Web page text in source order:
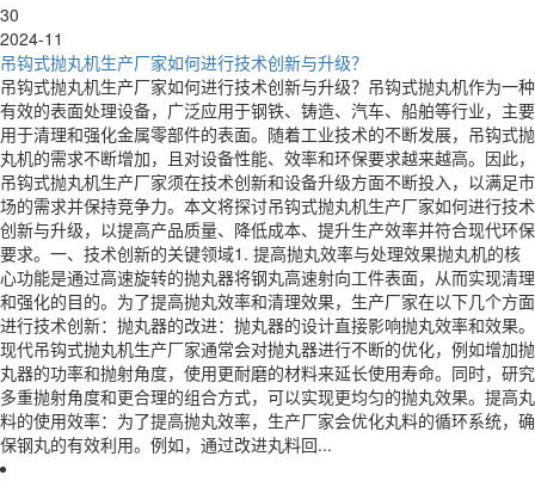
30
2024-11
吊钩式抛丸机生产厂家如何进行技术创新与升级？
吊钩式抛丸机生产厂家如何进行技术创新与升级？吊钩式抛丸机作为一种
有效的表面处理设备，广泛应用于钢铁、铸造、汽车、船舶等行业，主要
用于清理和强化金属零部件的表面。随着工业技术的不断发展，吊钩式抛
丸机的需求不断增加，且对设备性能、效率和环保要求越来越高。因此，
吊钩式抛丸机生产厂家须在技术创新和设备升级方面不断投入，以满足市
场的需求并保持竞争力。本文将探讨吊钩式抛丸机生产厂家如何进行技术
创新与升级，以提高产品质量、降低成本、提升生产效率并符合现代环保
要求。一、技术创新的关键领域1. 提高抛丸效率与处理效果抛丸机的核
心功能是通过高速旋转的抛丸器将钢丸高速射向工件表面，从而实现清理
和强化的目的。为了提高抛丸效率和清理效果，生产厂家在以下几个方面
进行技术创新：抛丸器的改进：抛丸器的设计直接影响抛丸效率和效果。
现代吊钩式抛丸机生产厂家通常会对抛丸器进行不断的优化，例如增加抛
丸器的功率和抛射角度，使用更耐磨的材料来延长使用寿命。同时，研究
多重抛射角度和更合理的组合方式，可以实现更均匀的抛丸效果。提高丸
料的使用效率：为了提高抛丸效率，生产厂家会优化丸料的循环系统，确
保钢丸的有效利用。例如，通过改进丸料回...